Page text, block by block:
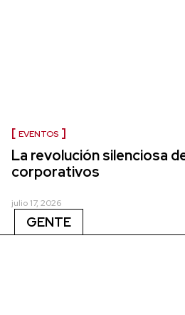
EVENTOS
La revolución silenciosa
corporativos
julio 17, 2026
GENTE